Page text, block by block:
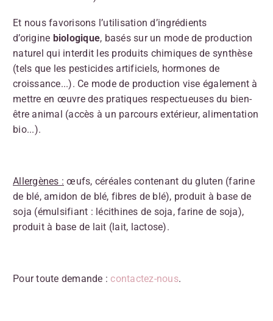
Et nous favorisons l’utilisation d’ingrédients
d’origine biologique, basés sur un mode de production
naturel qui interdit les produits chimiques de synthèse
(tels que les pesticides artificiels, hormones de
croissance...). Ce mode de production vise également à
mettre en œuvre des pratiques respectueuses du bien-
être animal (accès à un parcours extérieur, alimentation
bio...).
Allergènes : œufs, céréales contenant du gluten (farine
de blé, amidon de blé, fibres de blé), produit à base de
soja (émulsifiant : lécithines de soja, farine de soja),
produit à base de lait (lait, lactose).
Pour toute demande : contactez-nous.